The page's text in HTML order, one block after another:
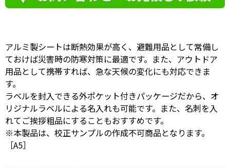
アルミ製シートは断熱効果が高く、避難用品として常備し
ておけば災害時の防寒対策に最適です。また、アウトドア
用品として携帯すれば、急な天候の変化にも対応できま
す。
ラベルを封入できる外ポケット付きパッケージだから、オ
リジナルラベルによる名入れも可能です。また、名刺を入
れてご挨拶粗品にすることもおすすめです。
※本製品は、校正サンプルの作成不可商品となります。
［A5］